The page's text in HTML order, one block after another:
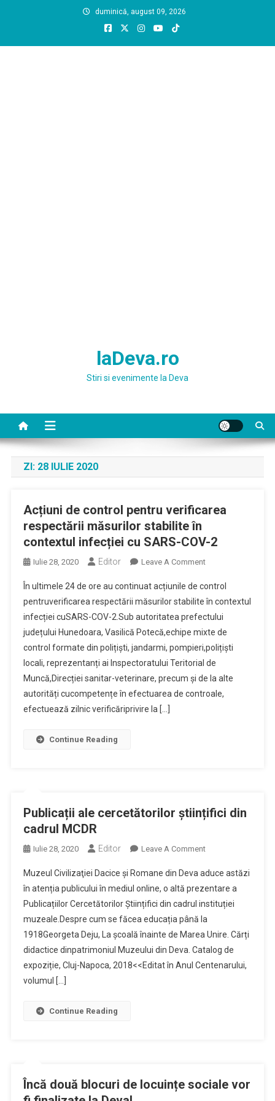
duminică, august 09, 2026
laDeva.ro
Stiri si evenimente la Deva
ZI: 28 IULIE 2020
Acțiuni de control pentru verificarea
respectării măsurilor stabilite în
contextul infecției cu SARS-COV-2
Iulie 28, 2020 Editor Leave A CommentOn
De
Control
Pentru
Verificarea
Respectării
Măsurilor
Stabilite
În ultimele 24 de ore au continuat acțiunile de control
pentruverificarea respectării măsurilor stabilite în contextul
infecției cuSARS-COV-2.Sub autoritatea prefectului
județului Hunedoara, Vasilică Potecă,echipe mixte de
control formate din polițiști, jandarmi, pompieri,polițiști
locali, reprezentanți ai Inspectoratului Teritorial de
Muncă,Direcției sanitar-veterinare, precum și de la alte
autorități cucompetențe în efectuarea de controale,
efectuează zilnic verificăriprivire la […]
Continue Reading
Publicații ale cercetătorilor științifici din
cadrul MCDR
Iulie 28, 2020 Editor Leave A CommentOn
Ale
Cercetătorilor
Științifici
Din
Cadrul
MCDR
Muzeul Civilizaţiei Dacice şi Romane din Deva aduce astăzi
în atenția publicului în mediul online, o altă prezentare a
Publicațiilor Cercetătorilor Științifici din cadrul instituției
muzeale.Despre cum se făcea educația până la
1918Georgeta Deju, La școală înainte de Marea Unire. Cărți
didactice dinpatrimoniul Muzeului din Deva. Catalog de
expoziție, Cluj-Napoca, 2018<<Editat în Anul Centenarului,
volumul […]
Continue Reading
Încă două blocuri de locuințe sociale vor